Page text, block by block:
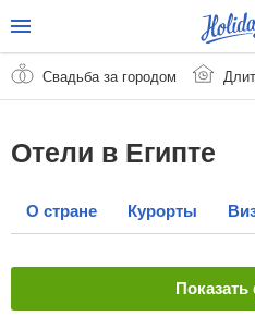
Свадьба за городом
Отели в Египте
О стране Курорты